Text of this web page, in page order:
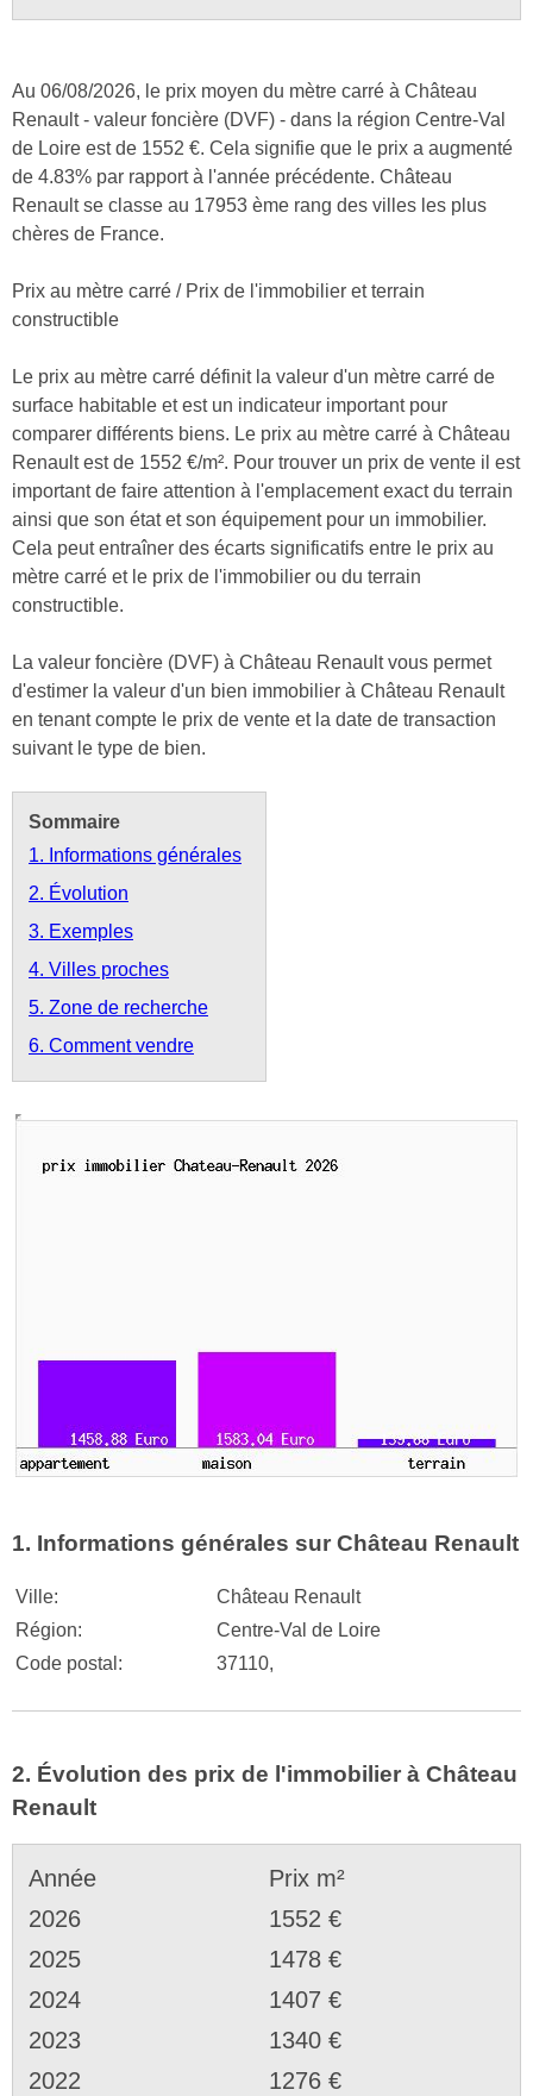
Au 06/08/2026, le prix moyen du mètre carré à Château
Renault - valeur foncière (DVF) - dans la région Centre-Val
de Loire est de 1552 €. Cela signifie que le prix a augmenté
de 4.83% par rapport à l'année précédente. Château
Renault se classe au 17953 ème rang des villes les plus
chères de France.
Prix au mètre carré / Prix de l'immobilier et terrain
constructible
Le prix au mètre carré définit la valeur d'un mètre carré de
surface habitable et est un indicateur important pour
comparer différents biens. Le prix au mètre carré à Château
Renault est de 1552 €/m². Pour trouver un prix de vente il est
important de faire attention à l'emplacement exact du terrain
ainsi que son état et son équipement pour un immobilier.
Cela peut entraîner des écarts significatifs entre le prix au
mètre carré et le prix de l'immobilier ou du terrain
constructible.
La valeur foncière (DVF) à Château Renault vous permet
d'estimer la valeur d'un bien immobilier à Château Renault
en tenant compte le prix de vente et la date de transaction
suivant le type de bien.
Sommaire
1. Informations générales
2. Évolution
3. Exemples
4. Villes proches
5. Zone de recherche
6. Comment vendre
1. Informations générales sur Château Renault
Ville:
Château Renault
Région:
Centre-Val de Loire
Code postal:
37110,
2. Évolution des prix de l'immobilier à Château
Renault
Année
Prix m²
2026
1552 €
2025
1478 €
2024
1407 €
2023
1340 €
2022
1276 €